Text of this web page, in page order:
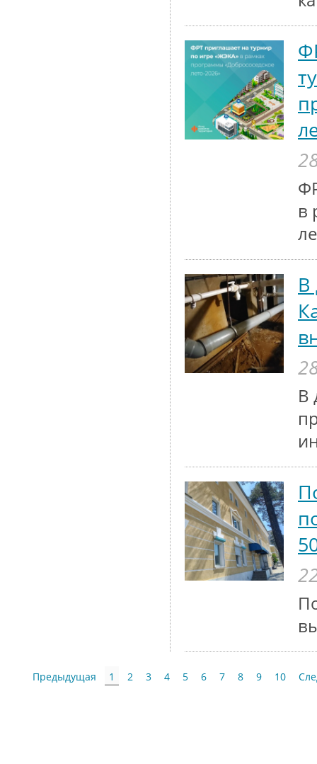
в
В
В
Предыдущая 1 2 3 4 5 6 7 8 9 10